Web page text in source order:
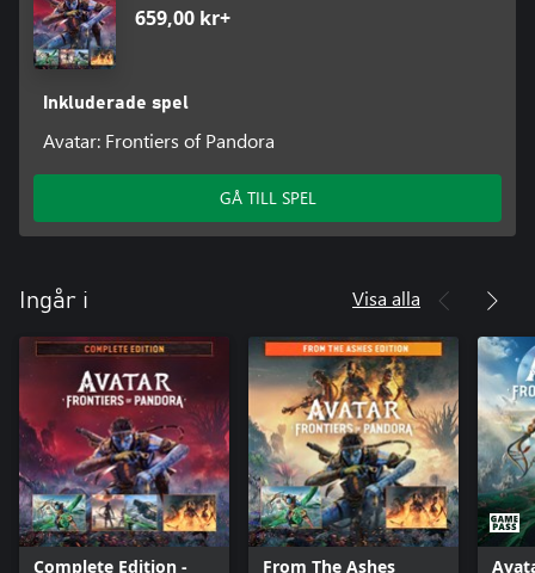
659,00 kr+
Inkluderade spel
Avatar: Frontiers of Pandora
GÅ TILL SPEL
Ingår i Visa alla
Complete Edition -
From The Ashes